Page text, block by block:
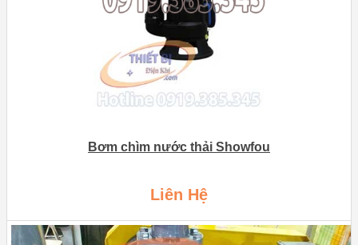
Bơm chìm nước thải Showfou
Liên Hệ